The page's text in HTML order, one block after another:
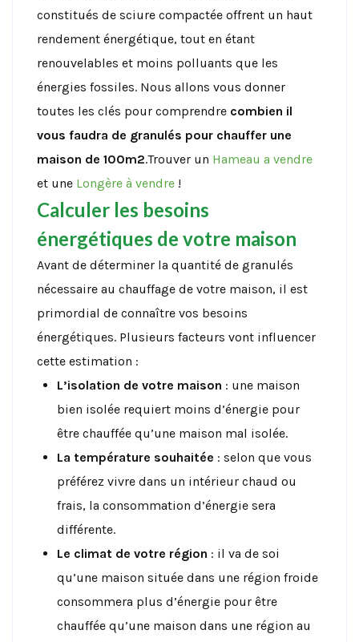
constitués de sciure compactée offrent un haut
rendement énergétique, tout en étant
renouvelables et moins polluants que les
énergies fossiles. Nous allons vous donner
toutes les clés pour comprendre combien il
vous faudra de granulés pour chauffer une
maison de 100m2.Trouver un Hameau a vendre
et une Longère à vendre !
Calculer les besoins
énergétiques de votre maison
Avant de déterminer la quantité de granulés
nécessaire au chauffage de votre maison, il est
primordial de connaître vos besoins
énergétiques. Plusieurs facteurs vont influencer
cette estimation :
L’isolation de votre maison : une maison
bien isolée requiert moins d’énergie pour
être chauffée qu’une maison mal isolée.
La température souhaitée : selon que vous
préférez vivre dans un intérieur chaud ou
frais, la consommation d’énergie sera
différente.
Le climat de votre région : il va de soi
qu’une maison située dans une région froide
consommera plus d’énergie pour être
chauffée qu’une maison dans une région au